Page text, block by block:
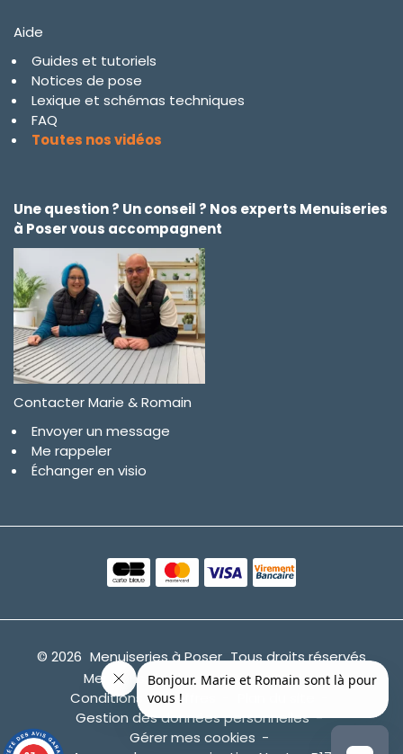
Aide
Guides et tutoriels
Notices de pose
Lexique et schémas techniques
FAQ
Toutes nos vidéos
Une question ? Un conseil ? Nos experts Menuiseries
à Poser vous accompagnent
Contacter Marie & Romain
Envoyer un message
Me rappeler
Échanger en visio
© 2026 Menuiseries à Poser Tous droits réservés
Mentions légales
CGV
CGU
Conditions des offres
Gestion des données personnelles
Gérer mes cookies